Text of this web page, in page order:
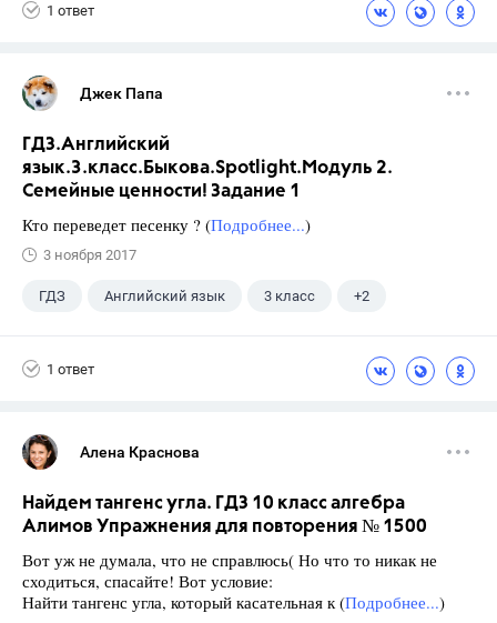
1 ответ
Джек Папа
ГДЗ.Английский
язык.3.класс.Быкова.Spotlight.Модуль 2.
Семейные ценности! Задание 1
Кто переведет песенку ? (Подробнее...)
3 ноября 2017
ГДЗ Английский язык 3 класс +2
1 ответ
Алена Краснова
Найдем тангенс угла. ГДЗ 10 класс алгебра
Алимов Упражнения для повторения № 1500
Вот уж не думала, что не справлюсь( Но что то никак не
сходиться, спасайте! Вот условие:
Найти тангенс угла, который касательная к (Подробнее...)